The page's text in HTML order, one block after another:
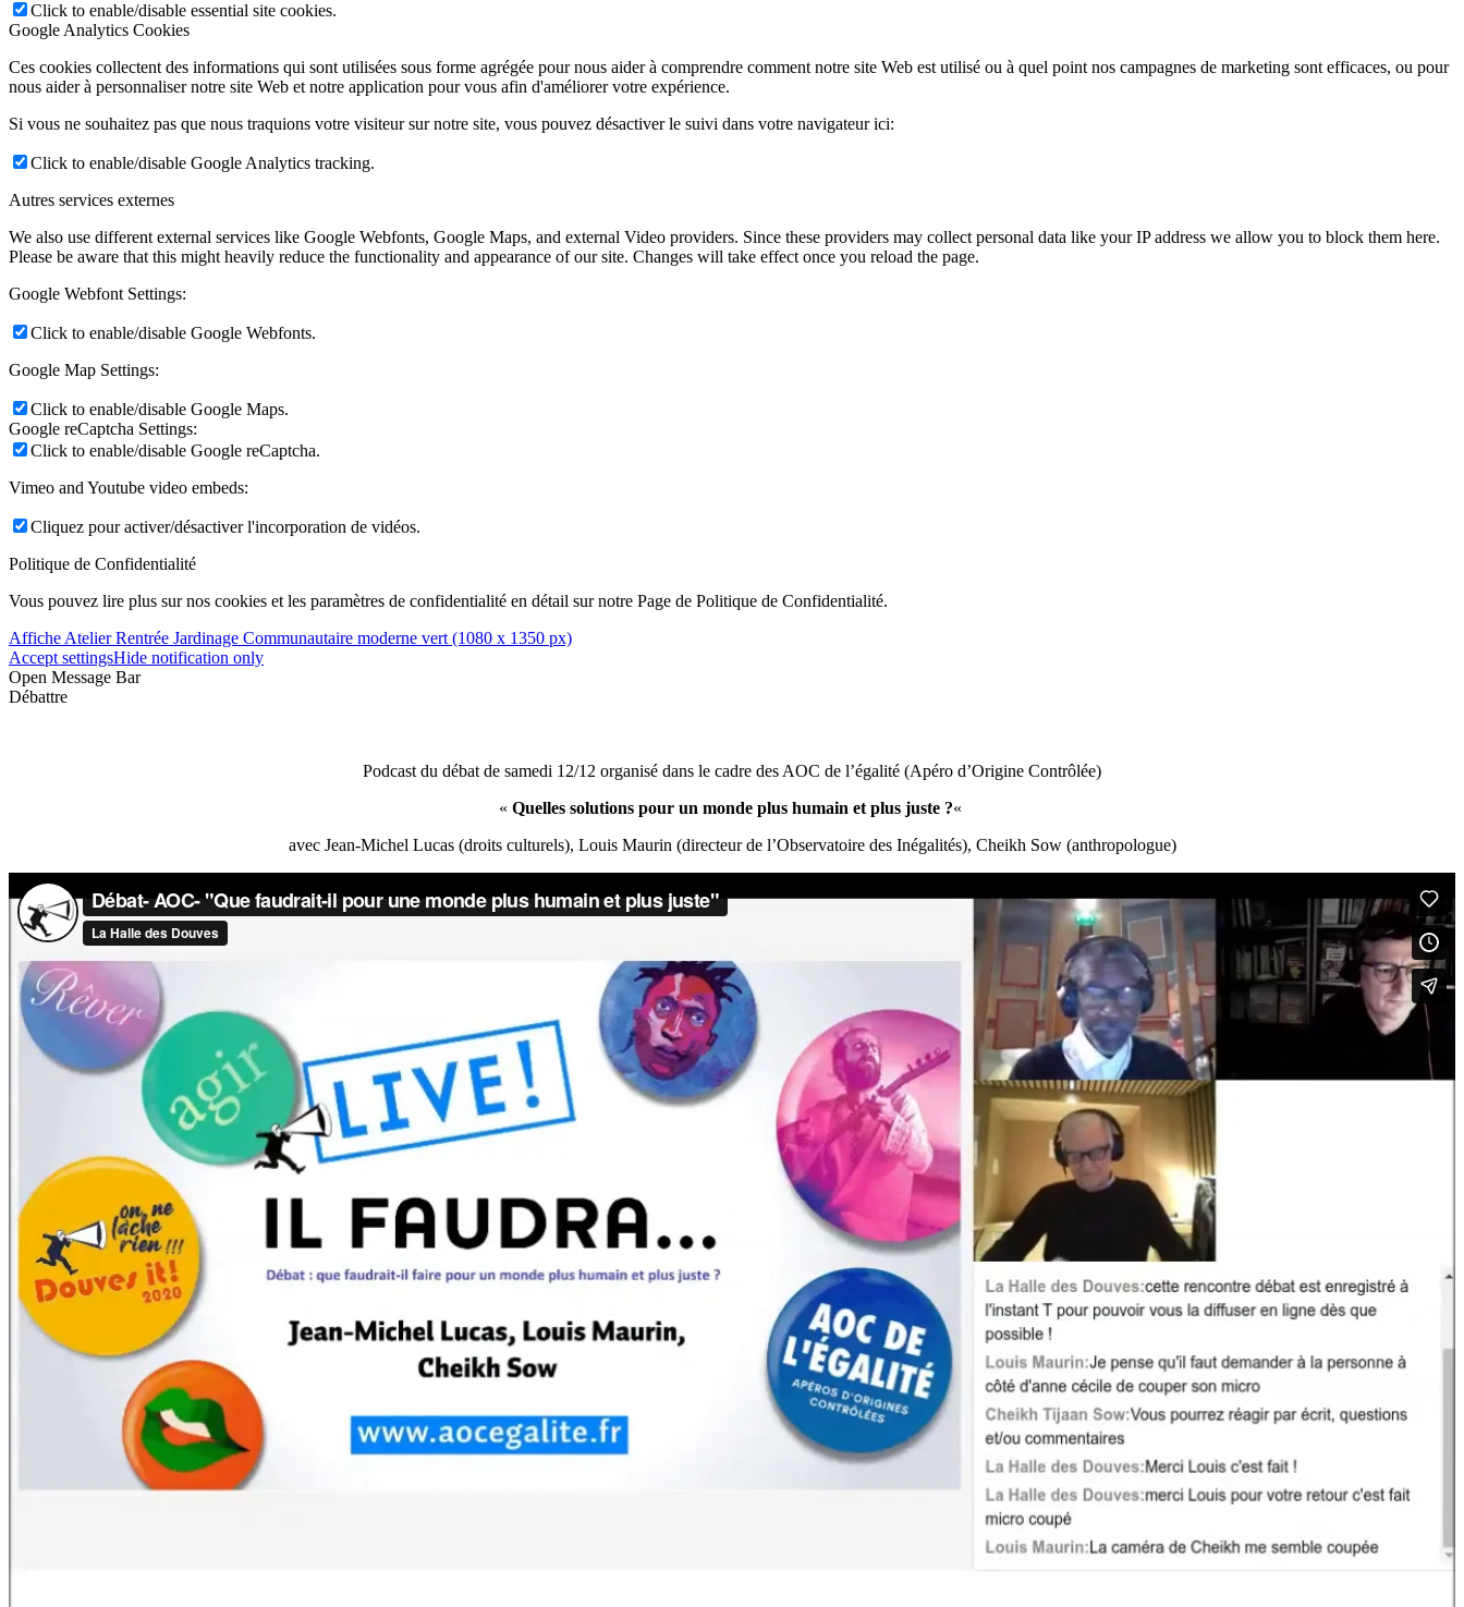
Click to enable/disable essential site cookies.
Google Analytics Cookies
Ces cookies collectent des informations qui sont utilisées sous forme agrégée pour nous aider à comprendre comment notre site Web est utilisé ou à quel point nos campagnes de marketing sont efficaces, ou pour
nous aider à personnaliser notre site Web et notre application pour vous afin d'améliorer votre expérience.
Si vous ne souhaitez pas que nous traquions votre visiteur sur notre site, vous pouvez désactiver le suivi dans votre navigateur ici:
Click to enable/disable Google Analytics tracking.
Autres services externes
We also use different external services like Google Webfonts, Google Maps, and external Video providers. Since these providers may collect personal data like your IP address we allow you to block them here.
Please be aware that this might heavily reduce the functionality and appearance of our site. Changes will take effect once you reload the page.
Google Webfont Settings:
Click to enable/disable Google Webfonts.
Google Map Settings:
Click to enable/disable Google Maps.
Google reCaptcha Settings:
Click to enable/disable Google reCaptcha.
Vimeo and Youtube video embeds:
Cliquez pour activer/désactiver l'incorporation de vidéos.
Politique de Confidentialité
Vous pouvez lire plus sur nos cookies et les paramètres de confidentialité en détail sur notre Page de Politique de Confidentialité.
Affiche Atelier Rentrée Jardinage Communautaire moderne vert (1080 x 1350 px)
Accept settingsHide notification only
Open Message Bar
Débattre
Podcast du débat de samedi 12/12 organisé dans le cadre des AOC de l’égalité (Apéro d’Origine Contrôlée)
« Quelles solutions pour un monde plus humain et plus juste ?«
avec Jean-Michel Lucas (droits culturels), Louis Maurin (directeur de l’Observatoire des Inégalités), Cheikh Sow (anthropologue)